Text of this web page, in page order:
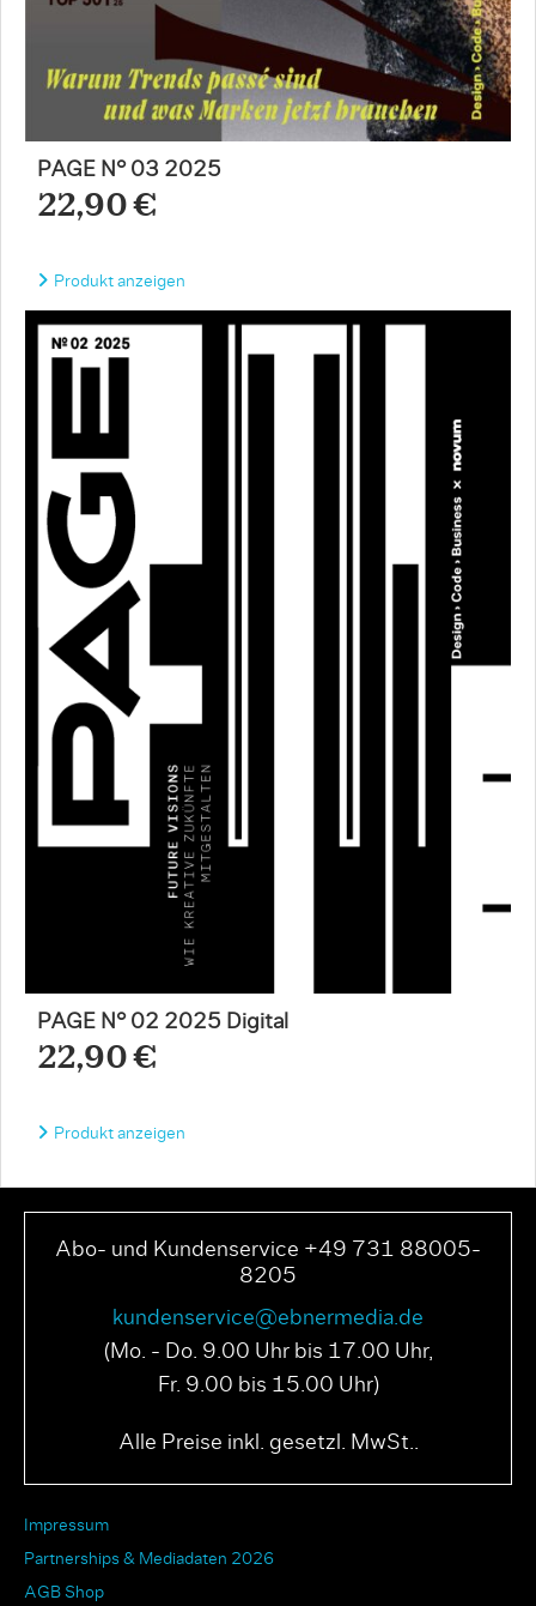
PAGE N° 03 2025
22,90 €
Produkt anzeigen
PAGE N° 02 2025 Digital
22,90 €
Produkt anzeigen
Abo- und Kundenservice +49 731 88005-
8205
kundenservice@ebnermedia.de
(Mo. - Do. 9.00 Uhr bis 17.00 Uhr,
Fr. 9.00 bis 15.00 Uhr)
Alle Preise inkl. gesetzl. MwSt..
Impressum
Partnerships & Mediadaten 2026
AGB Shop